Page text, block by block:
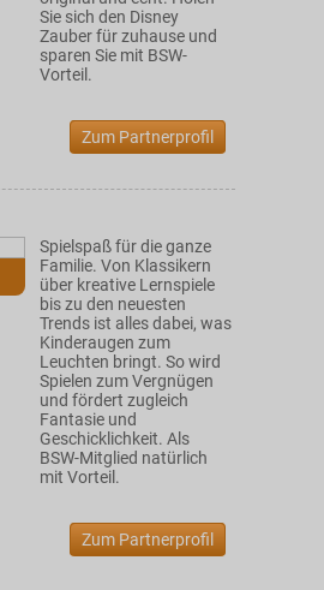
Sie sich den Disney
Zauber für zuhause und
sparen Sie mit BSW-
Vorteil.
Zum Partnerprofil
Spielspaß für die ganze
Familie. Von Klassikern
über kreative Lernspiele
bis zu den neuesten
Trends ist alles dabei, was
Kinderaugen zum
Leuchten bringt. So wird
Spielen zum Vergnügen
und fördert zugleich
Fantasie und
Geschicklichkeit. Als
BSW-Mitglied natürlich
mit Vorteil.
Zum Partnerprofil